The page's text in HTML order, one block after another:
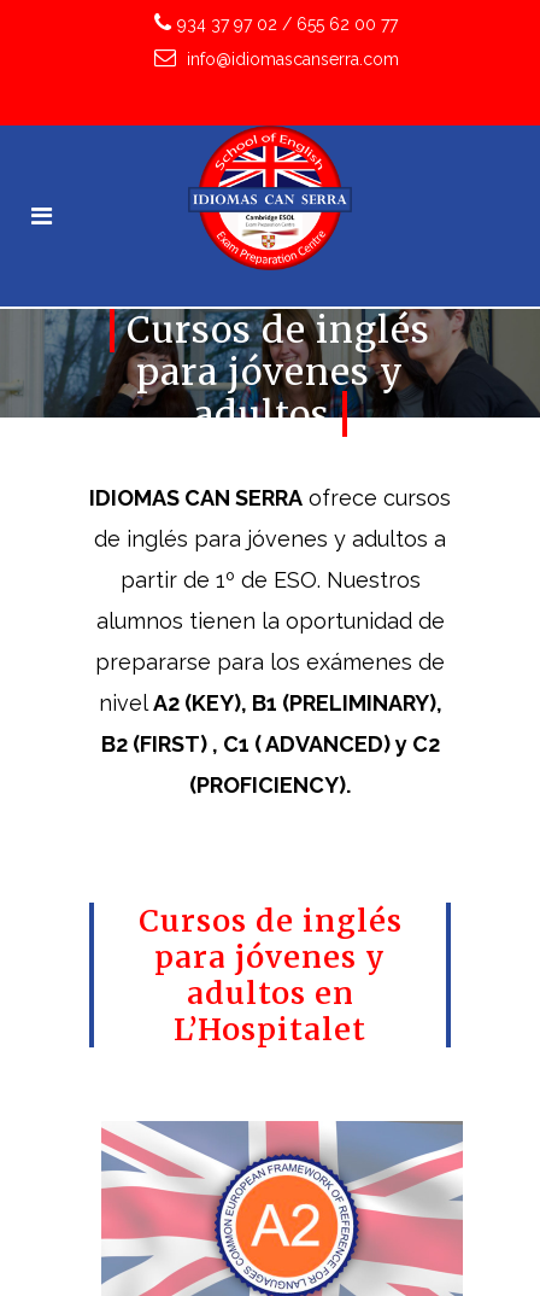
934 37 97 02 / 655 62 00 77
info@idiomascanserra.com
Cursos de inglés
para jóvenes y
adultos
IDIOMAS CAN SERRA ofrece cursos
de inglés para jóvenes y adultos a
partir de 1º de ESO. Nuestros
alumnos tienen la oportunidad de
prepararse para los exámenes de
nivelA2 (KEY), B1 (PRELIMINARY),
B2 (FIRST) , C1 ( ADVANCED) y C2
(PROFICIENCY).
Cursos de inglés
para jóvenes y
adultos en
L’Hospitalet